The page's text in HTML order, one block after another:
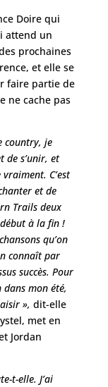
Doire qui
attend un
prochaines
et elle se
faire partie de
ne cache pas
country, je
de s’unir, et
C’est
et de
Trails deux
à la fin !
qu’on
connaît par
succès. Pour
mon été,
», dit-elle
met en
Jordan
t-elle. J’ai